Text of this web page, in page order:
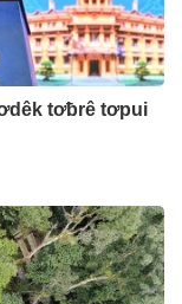
tơƀrê tơpui